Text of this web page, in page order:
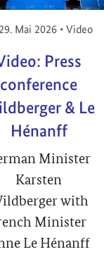
Veröffentlicht am:
29. Mai 2026 • Video
Press
conference
& Le
Hénanff
Minister
Karsten
with
Minister
Le Hénanff